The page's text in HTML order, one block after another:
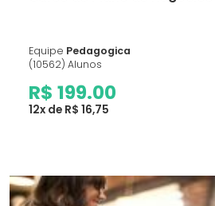
Equipe Pedagogica
(10562) Alunos
R$ 199.00
12x de R$ 16,75